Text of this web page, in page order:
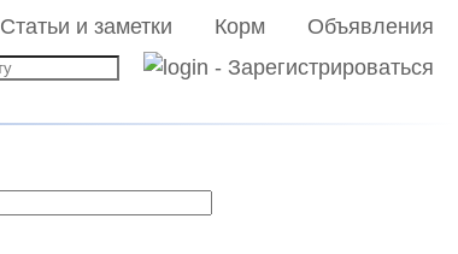
Статьи и заметки Корм Объявления